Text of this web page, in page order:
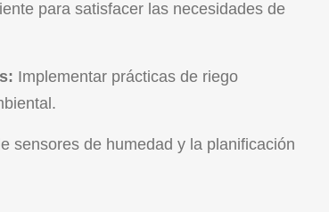
para satisfacer las necesidades de
Implementar prácticas de riego
sensores de humedad y la planificación